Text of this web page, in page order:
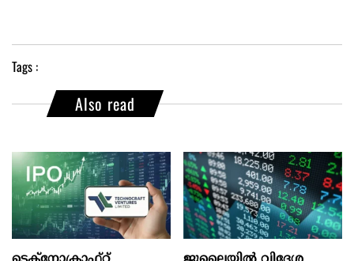
Tags :
Also read